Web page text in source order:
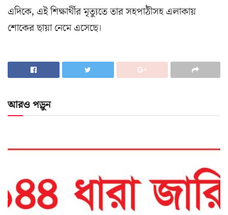
এদিকে, এই শিক্ষার্থীর মৃত্যুতে তার সহপাঠীসহ এলাকায়
শোকের ছায়া নেমে এসেছে।
আরও পড়ুন